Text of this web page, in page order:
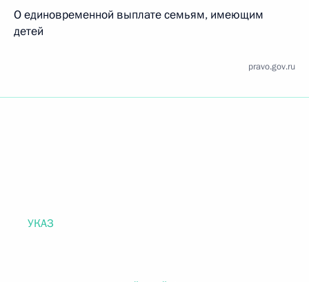
О единовременной выплате семьям, имеющим
детей
pravo.gov.ru
УКАЗ